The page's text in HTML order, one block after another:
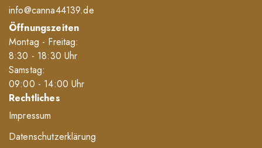
info@canna44139.de
Öffnungszeiten
Montag - Freitag:
8:30 - 18:30 Uhr
Samstag:
09:00 - 14:00 Uhr
Rechtliches
Impressum
Datenschutzerklärung